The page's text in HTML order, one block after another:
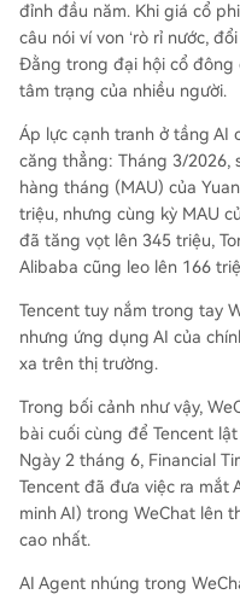
đỉnh đầu năm. Khi giá cổ
câu nói ví von ‘rò rỉ nước,
Đằng trong đại hội cổ đông
tâm trạng của nhiều người.
Áp lực cạnh tranh ở tầng AI
căng thẳng: Tháng 3/2026,
hàng tháng (MAU) của
triệu, nhưng cùng kỳ MAU
đã tăng vọt lên 345 triệu,
Alibaba cũng leo lên 166
Tencent tuy nắm trong tay
nhưng ứng dụng AI của
xa trên thị trường.
Trong bối cảnh như vậy,
bài cuối cùng để Tencent
Ngày 2 tháng 6, Financial
Tencent đã đưa việc ra mắt
minh AI) trong WeChat lên
cao nhất.
AI Agent nhúng trong